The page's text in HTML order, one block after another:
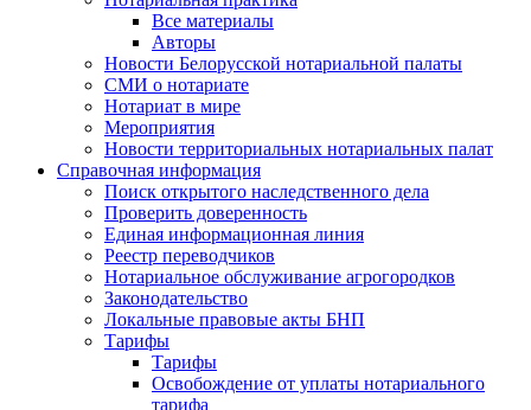
Все материалы
Авторы
Новости Белорусской нотариальной палаты
СМИ о нотариате
Нотариат в мире
Мероприятия
Новости территориальных нотариальных палат
Справочная информация
Поиск открытого наследственного дела
Проверить доверенность
Единая информационная линия
Реестр переводчиков
Нотариальное обслуживание агрогородков
Законодательство
Локальные правовые акты БНП
Тарифы
Тарифы
Освобождение от уплаты нотариального
тарифа